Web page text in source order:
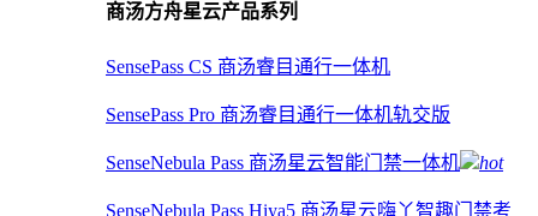
商汤方舟星云产品系列
SensePass CS 商汤睿目通行一体机
SensePass Pro 商汤睿目通行一体机轨交版
SenseNebula Pass 商汤星云智能门禁一体机 hot
SenseNebula Pass Hiya5 商汤星云嗨丫智趣门禁考